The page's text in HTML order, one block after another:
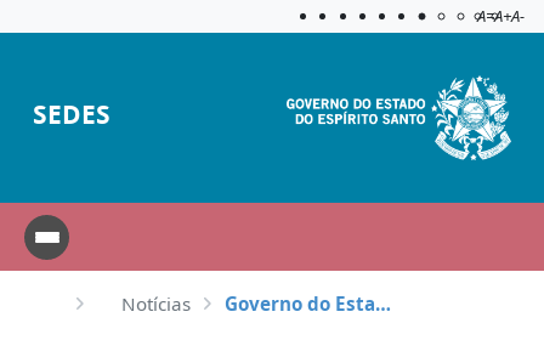
Aplicar
A=A+A-
SEDES
Notícias Governo do Estado debate demandas com representantes do Centro do Comércio de Café de Vitória